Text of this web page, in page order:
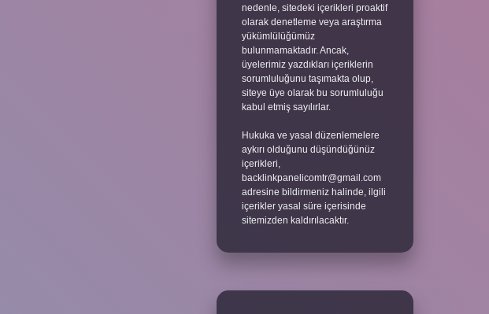
nedenle, sitedeki içerikleri proaktif
olarak denetleme veya araştırma
yükümlülüğümüz
bulunmamaktadır. Ancak,
üyelerimiz yazdıkları içeriklerin
sorumluluğunu taşımakta olup,
siteye üye olarak bu sorumluluğu
kabul etmiş sayılırlar.
Hukuka ve yasal düzenlemelere
aykırı olduğunu düşündüğünüz
içerikleri,
backlinkpanelicomtr@gmail.com
adresine bildirmeniz halinde, ilgili
içerikler yasal süre içerisinde
sitemizden kaldırılacaktır.